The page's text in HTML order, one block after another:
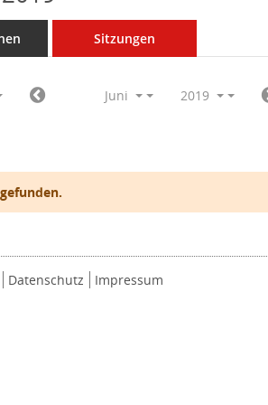
Sitzungen
Juni 2019
Datenschutz Impressum